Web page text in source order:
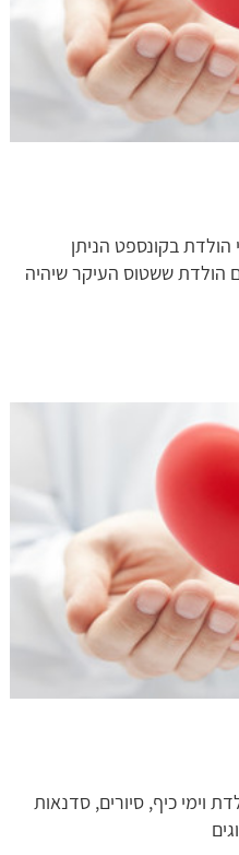
הולדת בקונספט הניתן
הולדת ששטוס העיקר שיהיה
וימי כיף, סיורים, סדנאות